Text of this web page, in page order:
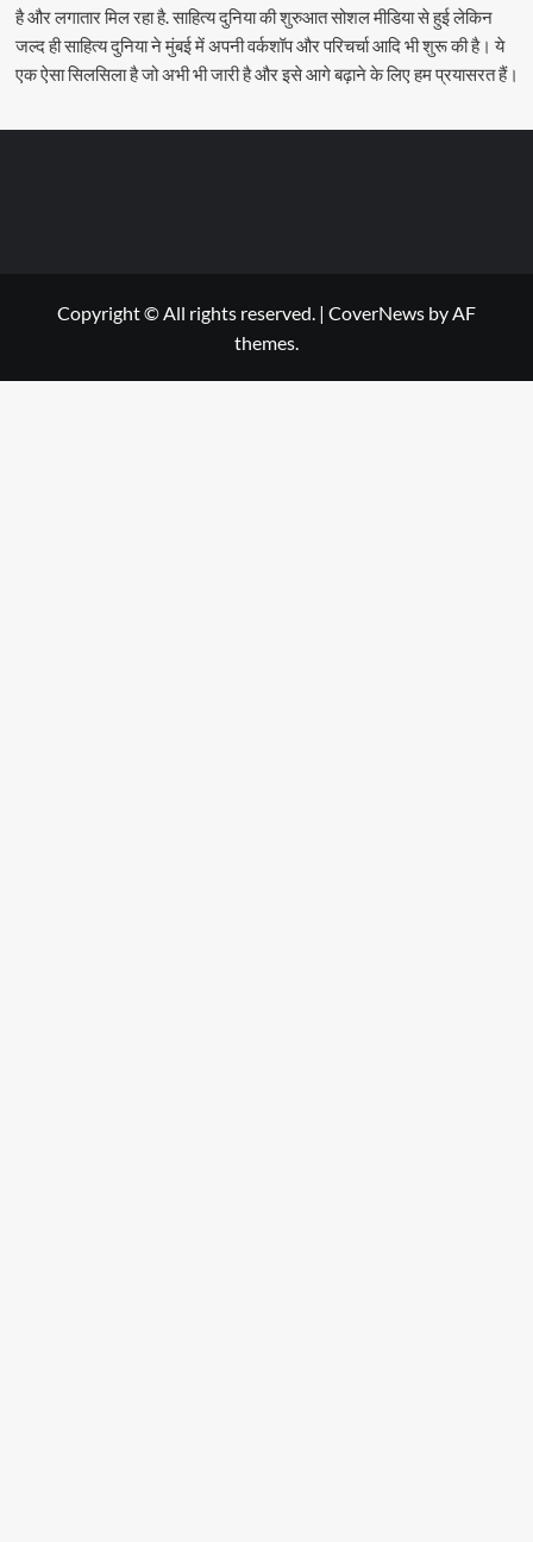
है और लगातार मिल रहा है. साहित्य दुनिया की शुरुआत सोशल मीडिया से हुई लेकिन
जल्द ही साहित्य दुनिया ने मुंबई में अपनी वर्कशॉप और परिचर्चा आदि भी शुरू की है। ये
एक ऐसा सिलसिला है जो अभी भी जारी है और इसे आगे बढ़ाने के लिए हम प्रयासरत हैं।
Copyright © All rights reserved. | CoverNews by AF
themes.